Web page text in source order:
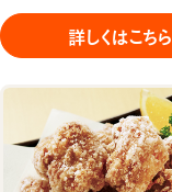
詳しくはこちら